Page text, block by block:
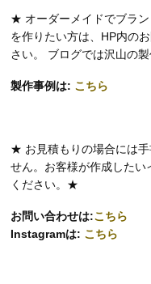
★ オーダーメイドでブラ
を作りたい方は、HP内の
さい。 ブログでは沢山の
製作事例は: こちら
★ お見積もりの場合には手
せん。お客様が作成した
ください。★
お問い合わせは:こちら
Instagramは: こちら